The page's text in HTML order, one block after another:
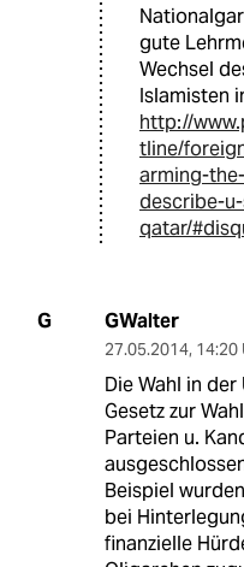
gute
Wechsel
Islamisten
http://
tline/
arming-
describe-
qatar/
G GWalter
27.05.2014, 14:20
Die Wahl in
Gesetz zur
Parteien u.
Beispiel
bei
finanzielle